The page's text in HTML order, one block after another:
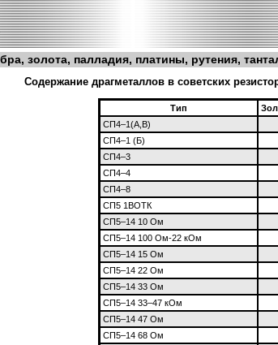
золота, палладия, платины, рутения,
Содержание драгметаллов в советских
Тип
СП4–1(А,В)
СП4–1 (Б)
СП4–3
СП4–4
СП4–8
СП5 1ВОТК
СП5–14 10 Ом
СП5–14 100 Ом-22 кОм
СП5–14 15 Ом
СП5–14 22 Ом
СП5–14 33 Ом
СП5–14 33–47 кОм
СП5–14 47 Ом
СП5–14 68 Ом